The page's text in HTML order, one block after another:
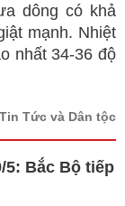
dông có khả
mạnh. Nhiệt
nhất 34-36 độ
Tức và Dân tộc
5: Bắc Bộ tiếp